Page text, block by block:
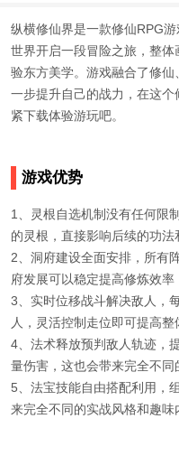
纵横修仙界是一款修仙RPG
世界开启一段冒险之旅，整
验东方美学。游戏融合了修
一步提升自己的战力，在这
紧下载体验游玩吧。
游戏优势
1、灵根自选机制没有任何限
的灵根，直接影响后续的功法
2、洞府建设全面安排，所有
府发展可以稳定提高修炼效率
3、实时位移战斗解决敌人，
人，灵活控制走位即可提高整
4、法术释放预判敌人轨迹，
量伤害，这也会带来完全不同
5、法宝技能自由搭配利用，
来完全不同的实战风格和趣味